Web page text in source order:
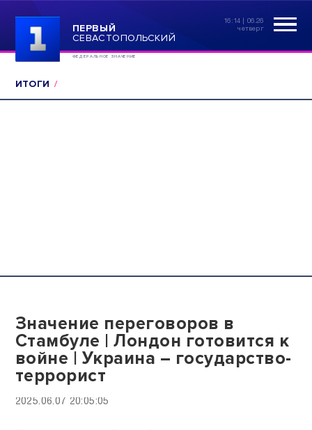
ПЕРВЫЙ
СЕВАСТОПОЛЬСКИЙ
ФЕДЕРАЛЬНОЕ ЗНАЧЕНИЕ
16:14 | 06.26
четверг
ИТОГИ
Значение переговоров в
Стамбуле | Лондон готовится к
войне | Украина – государство-
террорист
2025.06.07 20:05:05